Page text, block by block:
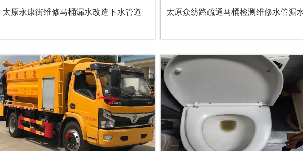
太原永康街维修马桶漏水改造下水管道 太原众纺路疏通马桶检测维修水管漏